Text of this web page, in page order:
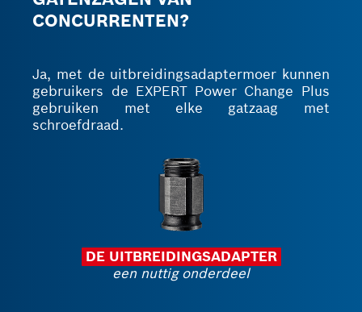
CONCURRENTEN?
Ja, met de uitbreidingsadaptermoer kunnen
gebruikers de EXPERT Power Change Plus
gebruiken met elke gatzaag met
schroefdraad.
DE UITBREIDINGSADAPTER
een nuttig onderdeel